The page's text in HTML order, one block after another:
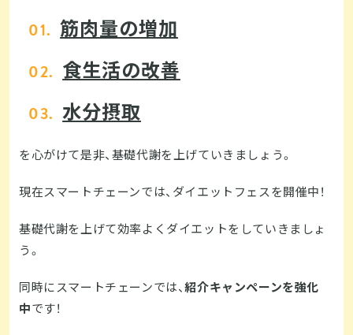
筋肉量の増加
食生活の改善
水分摂取
を心がけて是非、基礎代謝を上げていきましょう。
現在スマートチェーンでは、ダイエットフェスを開催中！
基礎代謝を上げて効率よくダイエットをしていきましょ
う。
同時にスマートチェーンでは、紹介キャンペーンを強化
中です！